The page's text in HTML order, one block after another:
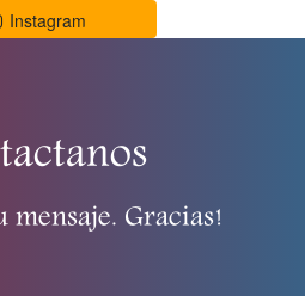
Instagram
mensaje. Gracias!